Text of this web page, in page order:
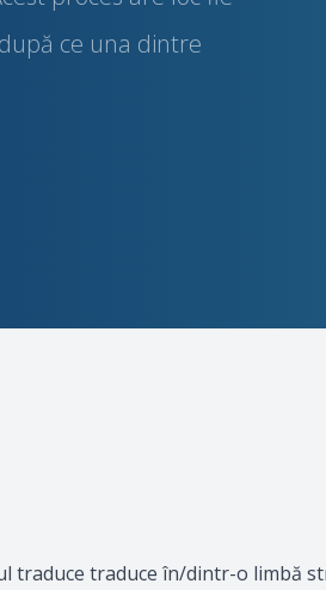
ce una dintre
traduce în/dintr-o limbă